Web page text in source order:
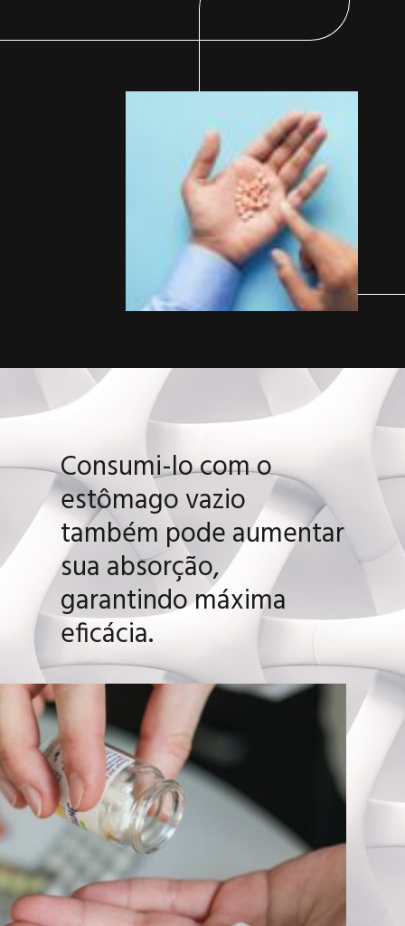
Consumi-lo com o
estômago vazio
também pode aumentar
sua absorção,
garantindo máxima
eficácia.